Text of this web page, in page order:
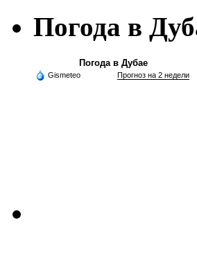
Погода в
Погода в Дубае
Gismeteo Прогноз на 2 недели